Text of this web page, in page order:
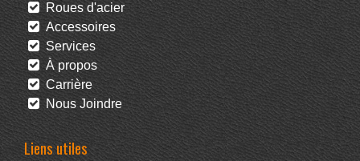
Roues d'acier
Accessoires
Services
À propos
Carrière
Nous Joindre
Liens utiles